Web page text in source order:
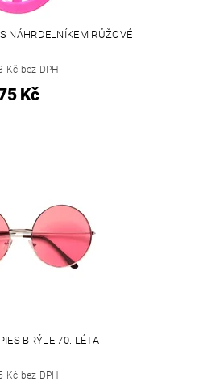
NÁHRDELNÍKEM RŮŽOVÉ
Kč bez DPH
Kč
BRÝLE 70. LÉTA
Kč bez DPH